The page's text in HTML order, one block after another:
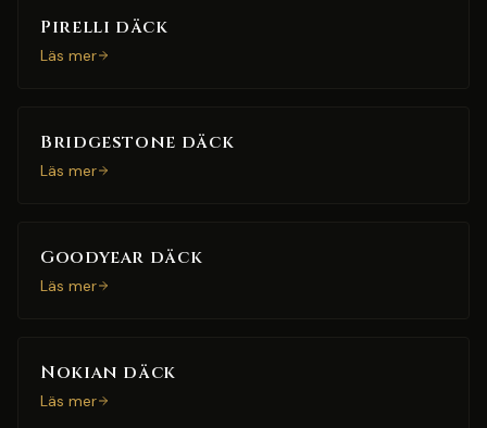
Pirelli däck
Läs mer
Bridgestone däck
Läs mer
Goodyear däck
Läs mer
Nokian däck
Läs mer